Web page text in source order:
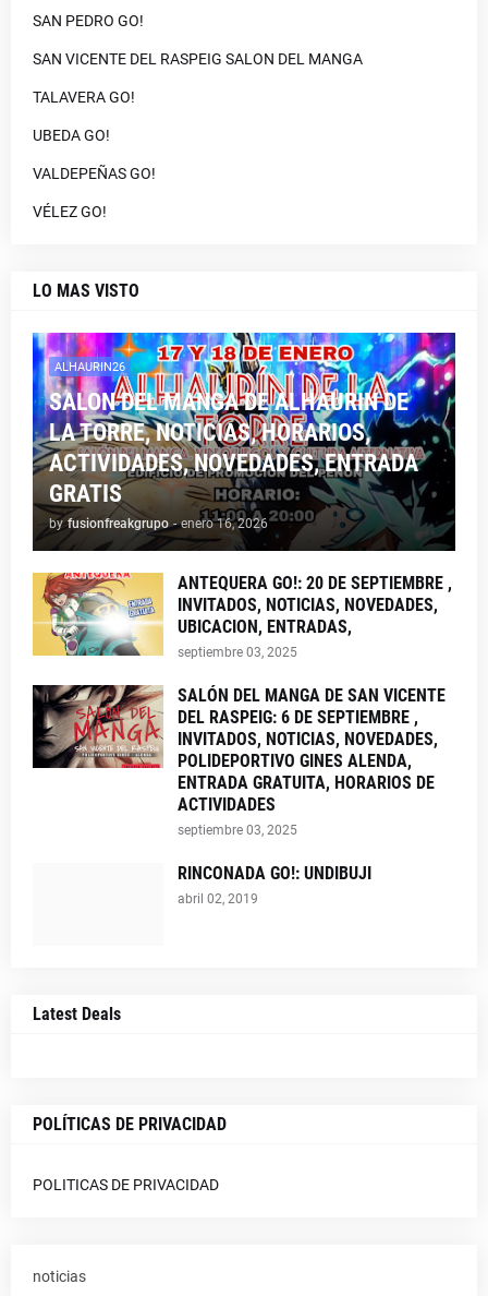
SAN PEDRO GO!
SAN VICENTE DEL RASPEIG SALON DEL MANGA
TALAVERA GO!
UBEDA GO!
VALDEPEÑAS GO!
VÉLEZ GO!
LO MAS VISTO
ALHAURIN26
SALON DEL MANGA DE ALHAURIN DE
LA TORRE, NOTICIAS, HORARIOS,
ACTIVIDADES, NOVEDADES, ENTRADA
GRATIS
by fusionfreakgrupo - enero 16, 2026
ANTEQUERA GO!: 20 DE SEPTIEMBRE ,
INVITADOS, NOTICIAS, NOVEDADES,
UBICACION, ENTRADAS,
septiembre 03, 2025
SALÓN DEL MANGA DE SAN VICENTE
DEL RASPEIG: 6 DE SEPTIEMBRE ,
INVITADOS, NOTICIAS, NOVEDADES,
POLIDEPORTIVO GINES ALENDA,
ENTRADA GRATUITA, HORARIOS DE
ACTIVIDADES
septiembre 03, 2025
RINCONADA GO!: UNDIBUJI
abril 02, 2019
Latest Deals
POLÍTICAS DE PRIVACIDAD
POLITICAS DE PRIVACIDAD
noticias